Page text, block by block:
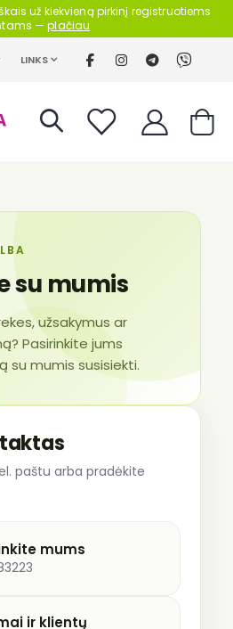
už kiekvieną pirkinį registruotiems
—plačiau
LINKS
Cart
su mumis
užsakymus ar
Pasirinkite jums
su mumis susisiekti.
paštu arba pradėkite
mums
ir klientų